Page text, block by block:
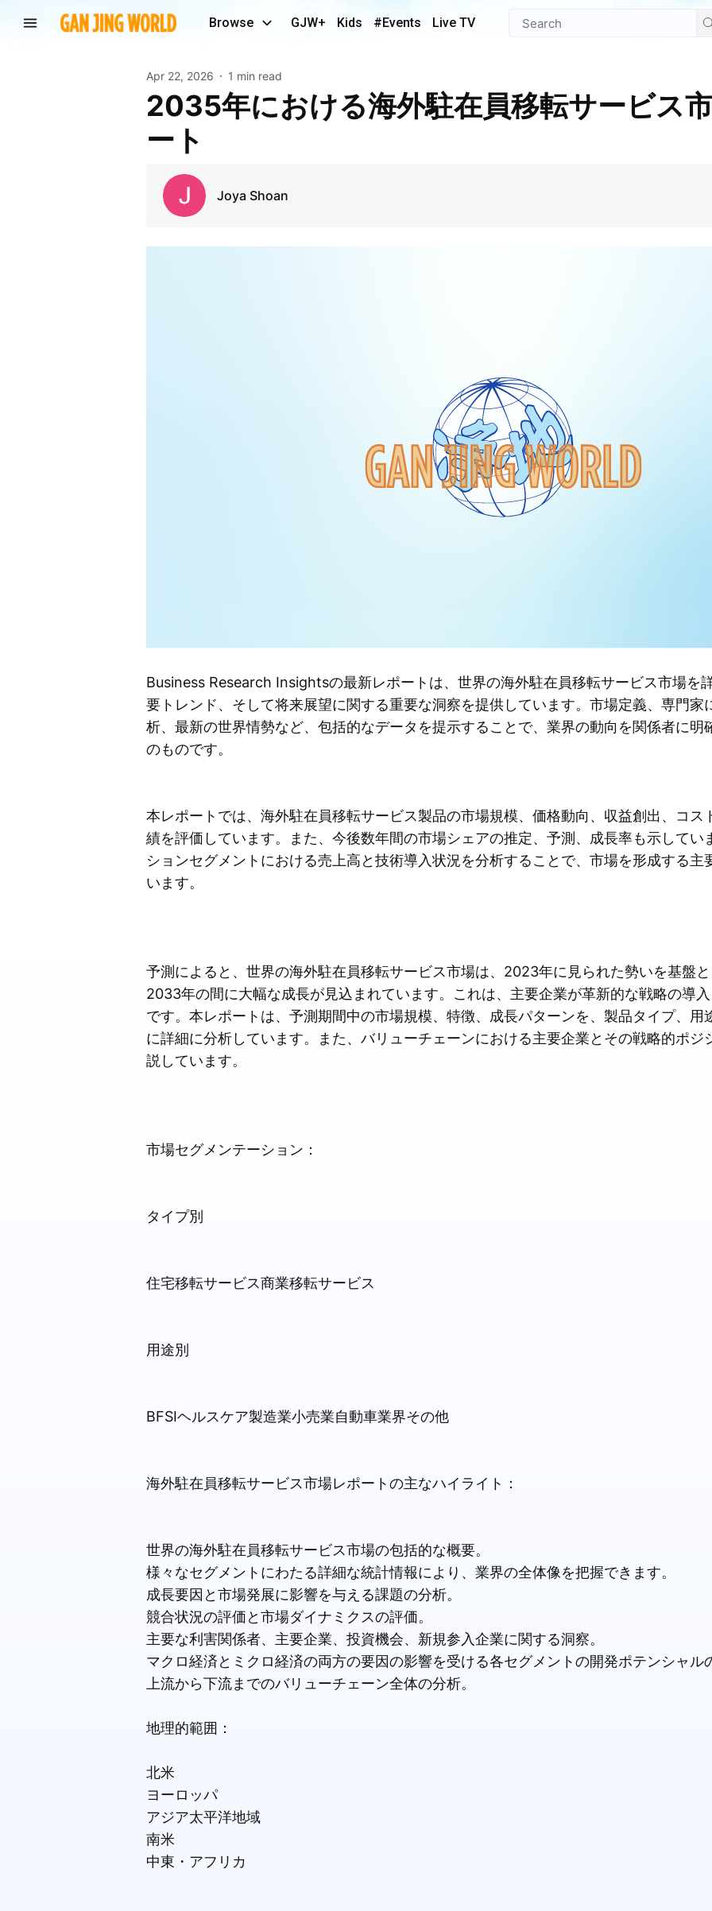
Browse GJW+ Kids #Events Live TV
Apr 22, 2026 1 min read
2035年における海外駐在員移転サービス市場調査レポ
ート
Joya Shoan
Business Research Insightsの最新レポートは、世界の海外駐在員移転サービス市場を
要トレンド、そして将来展望に関する重要な洞察を提供しています。市場定義、専門家
析、最新の世界情勢など、包括的なデータを提示することで、業界の動向を関係者に明
のものです。
本レポートでは、海外駐在員移転サービス製品の市場規模、価格動向、収益創出、コス
績を評価しています。また、今後数年間の市場シェアの推定、予測、成長率も示してい
ションセグメントにおける売上高と技術導入状況を分析することで、市場を形成する主
います。
予測によると、世界の海外駐在員移転サービス市場は、2023年に見られた勢いを基盤
2033年の間に大幅な成長が見込まれています。これは、主要企業が革新的な戦略の導
です。本レポートは、予測期間中の市場規模、特徴、成長パターンを、製品タイプ、用
に詳細に分析しています。また、バリューチェーンにおける主要企業とその戦略的ポジ
説しています。
市場セグメンテーション：
タイプ別
住宅移転サービス商業移転サービス
用途別
BFSIヘルスケア製造業小売業自動車業界その他
海外駐在員移転サービス市場レポートの主なハイライト：
世界の海外駐在員移転サービス市場の包括的な概要。
様々なセグメントにわたる詳細な統計情報により、業界の全体像を把握できます。
成長要因と市場発展に影響を与える課題の分析。
競合状況の評価と市場ダイナミクスの評価。
主要な利害関係者、主要企業、投資機会、新規参入企業に関する洞察。
マクロ経済とミクロ経済の両方の要因の影響を受ける各セグメントの開発ポテンシャル
上流から下流までのバリューチェーン全体の分析。
地理的範囲：
北米
ヨーロッパ
アジア太平洋地域
南米
中東・アフリカ